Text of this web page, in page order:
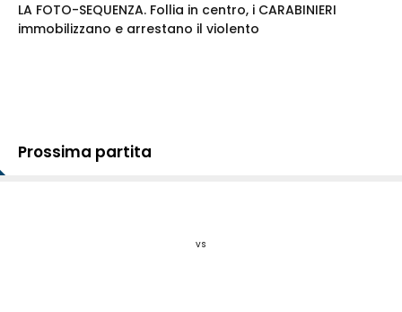
LA FOTO-SEQUENZA. Follia in centro, i CARABINIERI
immobilizzano e arrestano il violento
Prossima partita
vs